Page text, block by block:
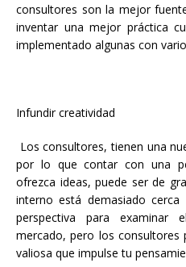
consultores son la mejor
inventar una mejor práctica
implementado algunas con
Infundir creatividad
Los consultores, tienen una
por lo que contar con una
ofrezca ideas, puede ser de
interno está demasiado
perspectiva para examinar
mercado, pero los consultores
valiosa que impulse tu